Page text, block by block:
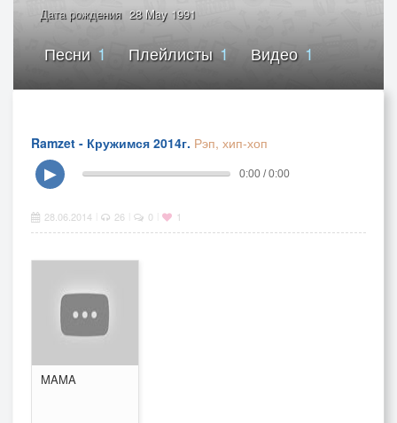
Дата рождения 28 May 1991
Песни 1 Плейлисты1 Видео 1
Ramzet - Кружимся 2014г. Рэп, хип-хоп
▶
0:00 / 0:00
28.06.2014 26 0 1
MAMA